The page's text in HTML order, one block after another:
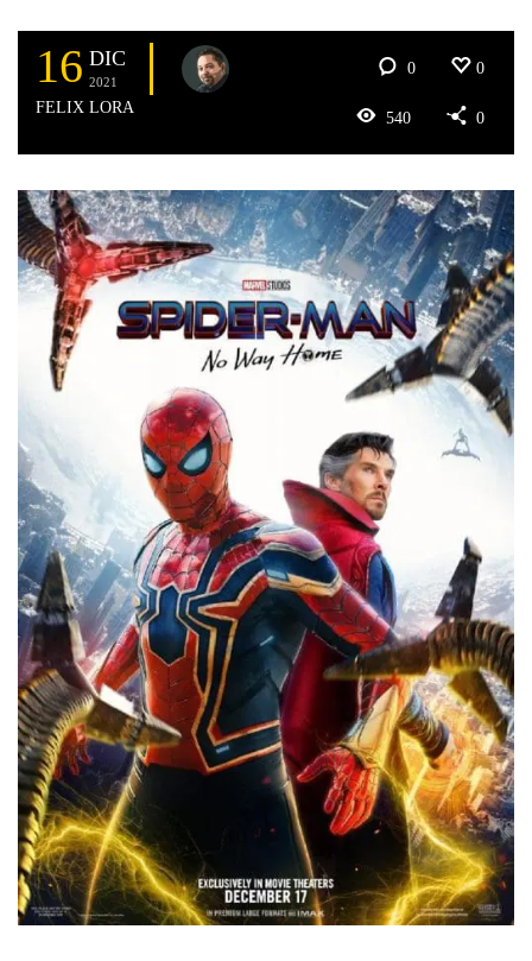
16 DIC
2021
FELIX LORA
0 0
540 0